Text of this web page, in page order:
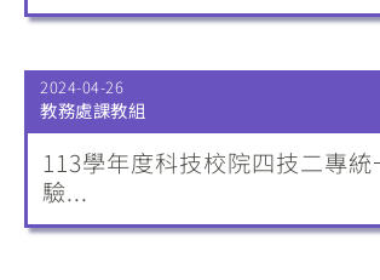
2024-04-26
教務處課教組
113學年度科技校院四技二專統
驗...